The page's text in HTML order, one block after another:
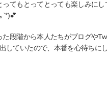
ってもとってとっても楽しみに
`*)💕
た段階から本人たちがブログや
していたので、本番を心待ちに